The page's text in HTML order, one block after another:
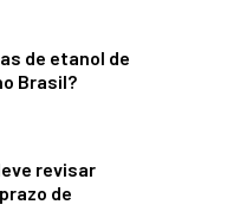
de etanol de
Brasil?
revisar
de